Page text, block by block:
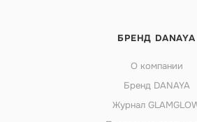
БРЕНД DANAYA
О компании
Бренд DANAYA
Журнал